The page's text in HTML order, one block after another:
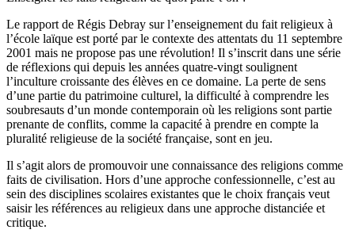
Le rapport de Régis Debray sur l’enseignement du fait religieux à
l’école laïque est porté par le contexte des attentats du 11 septembre
2001 mais ne propose pas une révolution! Il s’inscrit dans une série
de réflexions qui depuis les années quatre-vingt soulignent
l’inculture croissante des élèves en ce domaine. La perte de sens
d’une partie du patrimoine culturel, la difficulté à comprendre les
soubresauts d’un monde contemporain où les religions sont partie
prenante de conflits, comme la capacité à prendre en compte la
pluralité religieuse de la société française, sont en jeu.
Il s’agit alors de promouvoir une connaissance des religions comme
faits de civilisation. Hors d’une approche confessionnelle, c’est au
sein des disciplines scolaires existantes que le choix français veut
saisir les références au religieux dans une approche distanciée et
critique.